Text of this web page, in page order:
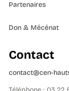
Partenaires
Don & Mécénat
Contact
contact@cen-